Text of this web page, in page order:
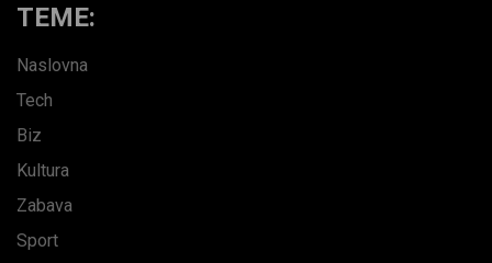
TEME:
Naslovna
Tech
Biz
Kultura
Zabava
Sport